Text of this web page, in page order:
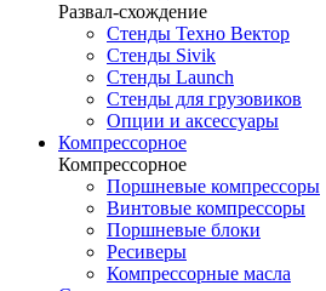
Развал-схождение
Стенды Техно Вектор
Стенды Sivik
Стенды Launch
Стенды для грузовиков
Опции и аксессуары
Компрессорное
Компрессорное
Поршневые компрессоры
Винтовые компрессоры
Поршневые блоки
Ресиверы
Компрессорные масла